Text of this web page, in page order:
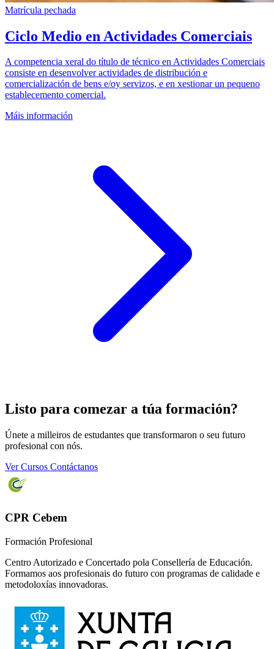
Matrícula pechada
Ciclo Medio en Actividades Comerciais
A competencia xeral do título de técnico en Actividades Comerciais
consiste en desenvolver actividades de distribución e
comercialización de bens e/oy servizos, e en xestionar un pequeno
establecemento comercial.
Máis información
Listo para comezar a túa formación?
Únete a milleiros de estudantes que transformaron o seu futuro
profesional con nós.
Ver Cursos Contáctanos
CPR Cebem
Formación Profesional
Centro Autorizado e Concertado pola Consellería de Educación.
Formamos aos profesionais do futuro con programas de calidade e
metodoloxías innovadoras.